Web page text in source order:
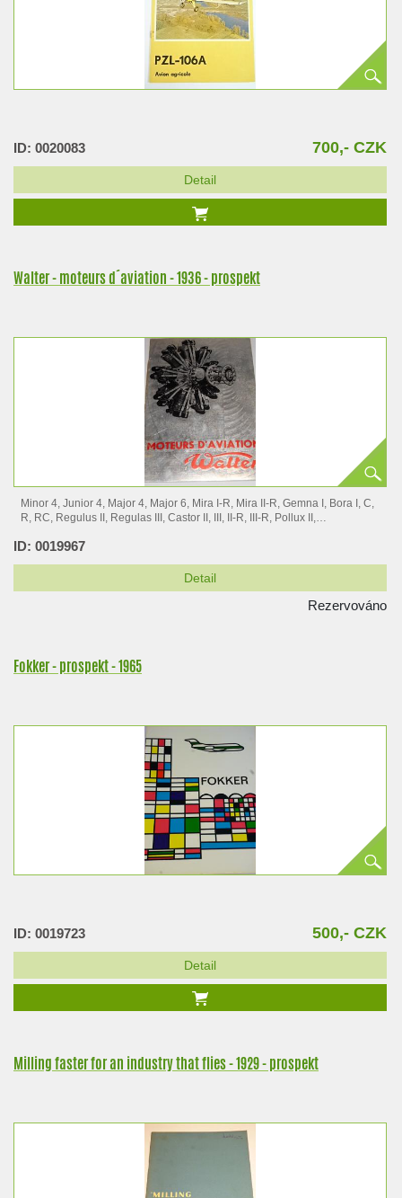
ID: 0020083 700,- CZK
Detail
Walter - moteurs d´aviation - 1936 - prospekt
Minor 4, Junior 4, Major 4, Major 6, Mira I-R, Mira II-R, Gemna I, Bora I, C,
R, RC, Regulus II, Regulas III, Castor II, III, II-R, III-R, Pollux II,…
ID: 0019967
Detail
Rezervováno
Fokker - prospekt - 1965
ID: 0019723 500,- CZK
Detail
Milling faster for an industry that flies - 1929 - prospekt